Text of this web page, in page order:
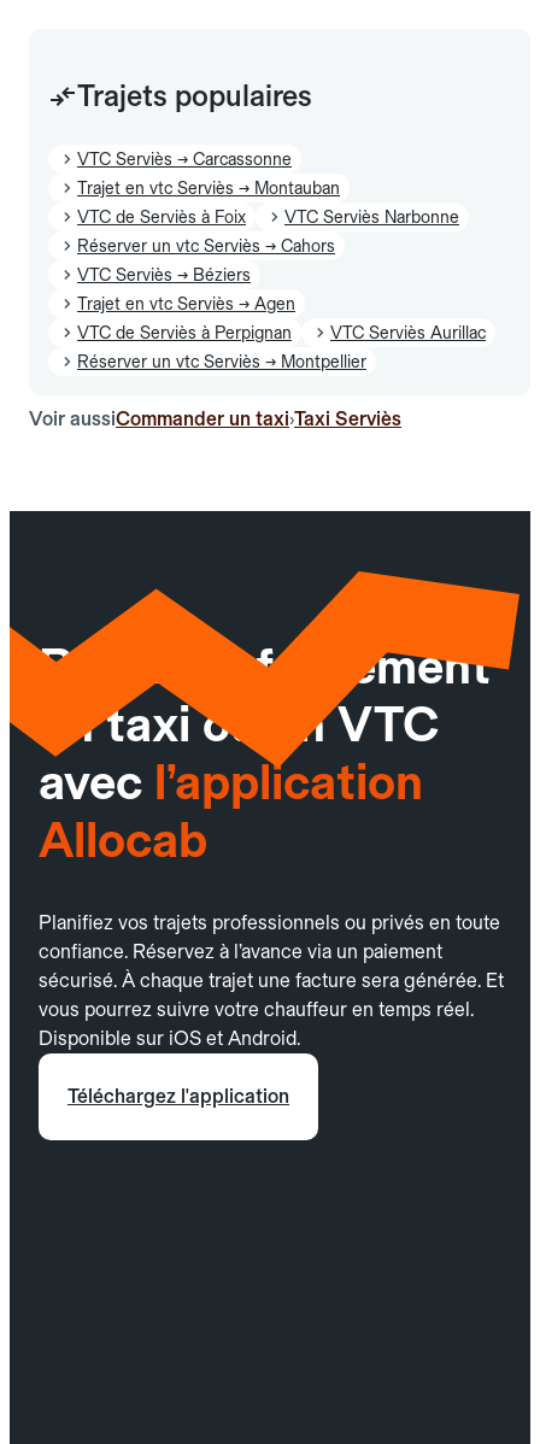
Trajets populaires
VTC Serviès → Carcassonne
Trajet en vtc Serviès → Montauban
VTC de Serviès à Foix
VTC Serviès Narbonne
Réserver un vtc Serviès → Cahors
VTC Serviès → Béziers
Trajet en vtc Serviès → Agen
VTC de Serviès à Perpignan
VTC Serviès Aurillac
Réserver un vtc Serviès → Montpellier
Voir aussiCommander un taxi›Taxi Serviès
Réservez facilement
un taxi ou un VTC
avec l’application
Allocab
Planifiez vos trajets professionnels ou privés en toute
confiance. Réservez à l’avance via un paiement
sécurisé. À chaque trajet une facture sera générée. Et
vous pourrez suivre votre chauffeur en temps réel.
Disponible sur iOS et Android.
Téléchargez l'application